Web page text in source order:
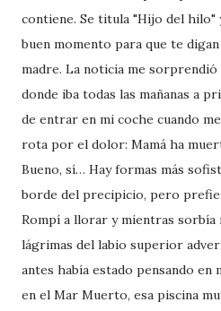
contiene. Se titula "Hijo del hilo"
buen momento para que te
madre. La noticia me sorprendió
donde iba todas las mañanas a
de entrar en mi coche cuando
rota por el dolor: Mamá ha
Bueno, sí… Hay formas más
borde del precipicio, pero
Rompí a llorar y mientras sorbía
lágrimas del labio superior
antes había estado pensando
en el Mar Muerto, esa piscina